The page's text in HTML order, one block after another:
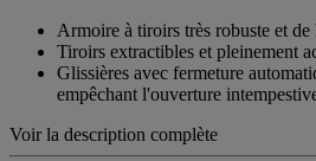
Armoire à tiroirs très robuste et de
Tiroirs extractibles et pleinement
Glissières avec fermeture
empêchant l'ouverture
Voir la description complète